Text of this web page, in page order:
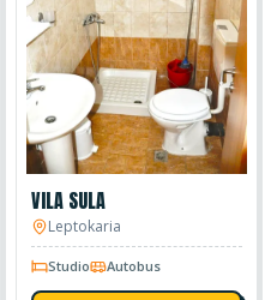
VILA SULA
Leptokaria
Studio Autobus